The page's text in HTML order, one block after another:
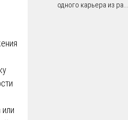
одного карьера из ра...